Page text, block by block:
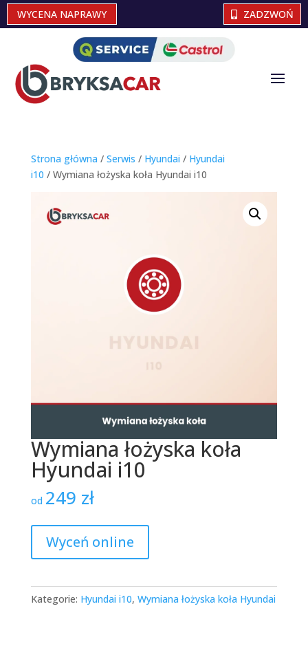
WYCENA NAPRAWY ZADZWOŃ
Strona główna / Serwis / Hyundai / Hyundai
i10 / Wymiana łożyska koła Hyundai i10
Wymiana łożyska koła
Hyundai i10
od 249 zł
Wyceń online
Kategorie: Hyundai i10, Wymiana łożyska koła Hyundai